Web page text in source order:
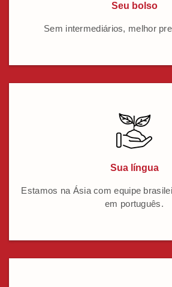
Seu bolso
Sem intermediários, melhor
Sua língua
Estamos na Ásia com equipe
em português.